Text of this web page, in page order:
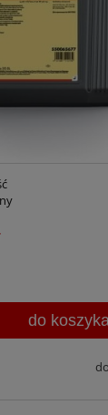
do koszyka